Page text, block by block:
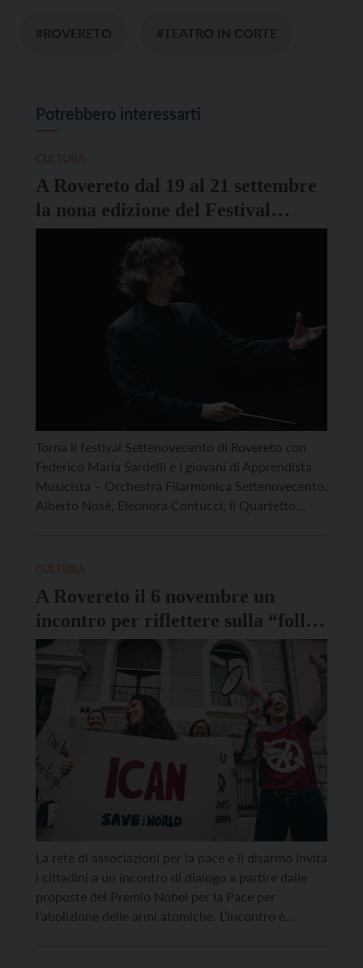
#ROVERETO #TEATRO IN CORTE
Potrebbero interessarti
A Rovereto dal 19 al 21 settembre
la nona edizione del Festival
Settenovecento
Torna il festival Settenovecento di Rovereto con
Federico Maria Sardelli e i giovani di Apprendista
Musicista – Orchestra Filarmonica Settenovecento,
Alberto Nosè, Eleonora Contucci, il Quartetto
triennio 2025-2027 […]
A Rovereto il 6 novembre un
incontro per riflettere sulla “follia
del nucleare”
La rete di associazioni per la pace e il disarmo invita
i cittadini a un incontro di dialogo a partire dalle
proposte del Premio Nobel per la Pace per
l’abolizione delle armi atomiche. L’incontro è